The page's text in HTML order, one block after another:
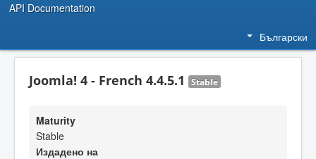
API Documentation
Български
Joomla! 4 - French 4.4.5.1 Stable
Maturity
Stable
Издадено на